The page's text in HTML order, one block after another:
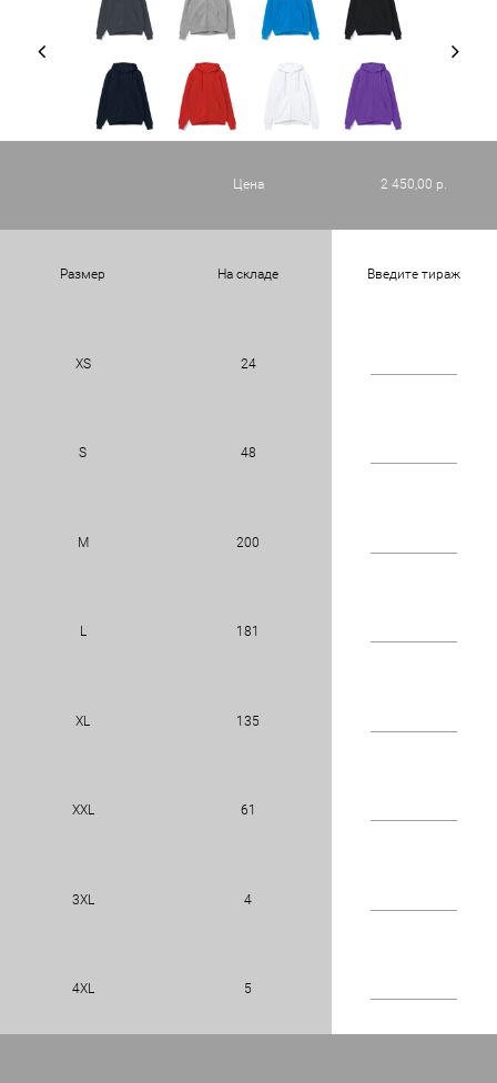
Цена 2 450,00 р.
Размер На складе Введите тираж
XS 24
S 48
M 200
L 181
XL 135
XXL 61
3XL 4
4XL 5